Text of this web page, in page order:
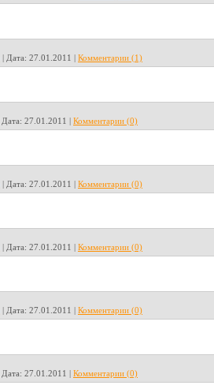
| Дата: 27.01.2011 | Комментарии (1)
Дата: 27.01.2011 | Комментарии (0)
| Дата: 27.01.2011 | Комментарии (0)
| Дата: 27.01.2011 | Комментарии (0)
| Дата: 27.01.2011 | Комментарии (0)
Дата: 27.01.2011 | Комментарии (0)